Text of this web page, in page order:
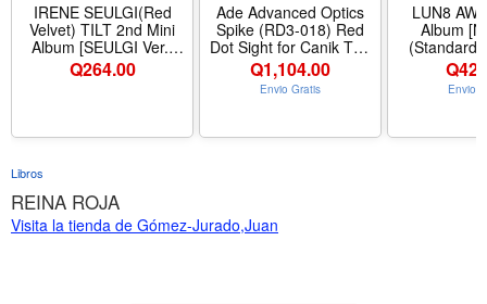
IRENE SEULGI(Red
Velvet) TILT 2nd Mini
Album [SEULGI Ver.]
Photobook + CD +
Photocard + Print Photo
Q264.00
Ade Advanced Optics
Spike (RD3-018) Red
Dot Sight for Canik TP9
Elite SC, Canik Mete
SFT, Sig Sauer
365XL,Ruger Max9 and
OSP/PRO-FDE/TAN
Q1,104.00
Envio Gratis
LUN8
Album
(Standard
Order
Inspired
Q
Envio
Libros
REINA ROJA
Visita la tienda de Gómez-Jurado,Juan